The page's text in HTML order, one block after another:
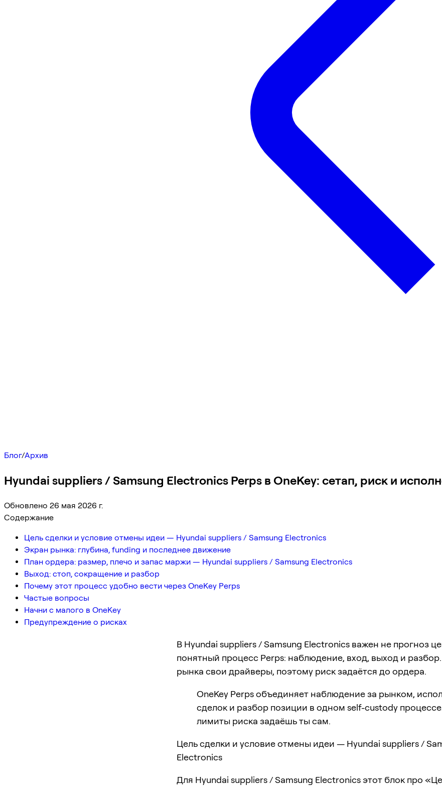
Блог/Архив
Hyundai suppliers / Samsung Electronics Perps в OneKey: сетап, риск и
Обновлено 26 мая 2026 г.
Содержание
Цель сделки и условие отмены идеи — Hyundai suppliers / Samsung Electronics
Экран рынка: глубина, funding и последнее движение
План ордера: размер, плечо и запас маржи — Hyundai suppliers / Samsung Electronics
Выход: стоп, сокращение и разбор
Почему этот процесс удобно вести через OneKey Perps
Частые вопросы
Начни с малого в OneKey
Предупреждение о рисках
В Hyundai suppliers / Samsung Electronics важен не прогноз
понятный процесс Perps: наблюдение, вход, выход и
рынка свои драйверы, поэтому риск задаётся до ордера.
OneKey Perps объединяет наблюдение за рынком,
сделок и разбор позиции в одном self-custody
лимиты риска задаёшь ты сам.
Цель сделки и условие отмены идеи — Hyundai suppliers /
Electronics
Для Hyundai suppliers / Samsung Electronics этот блок про